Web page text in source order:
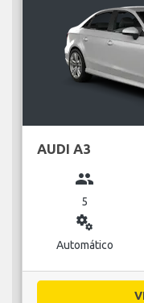
AUDI A3
group
5
miscellaneous_services
Automático